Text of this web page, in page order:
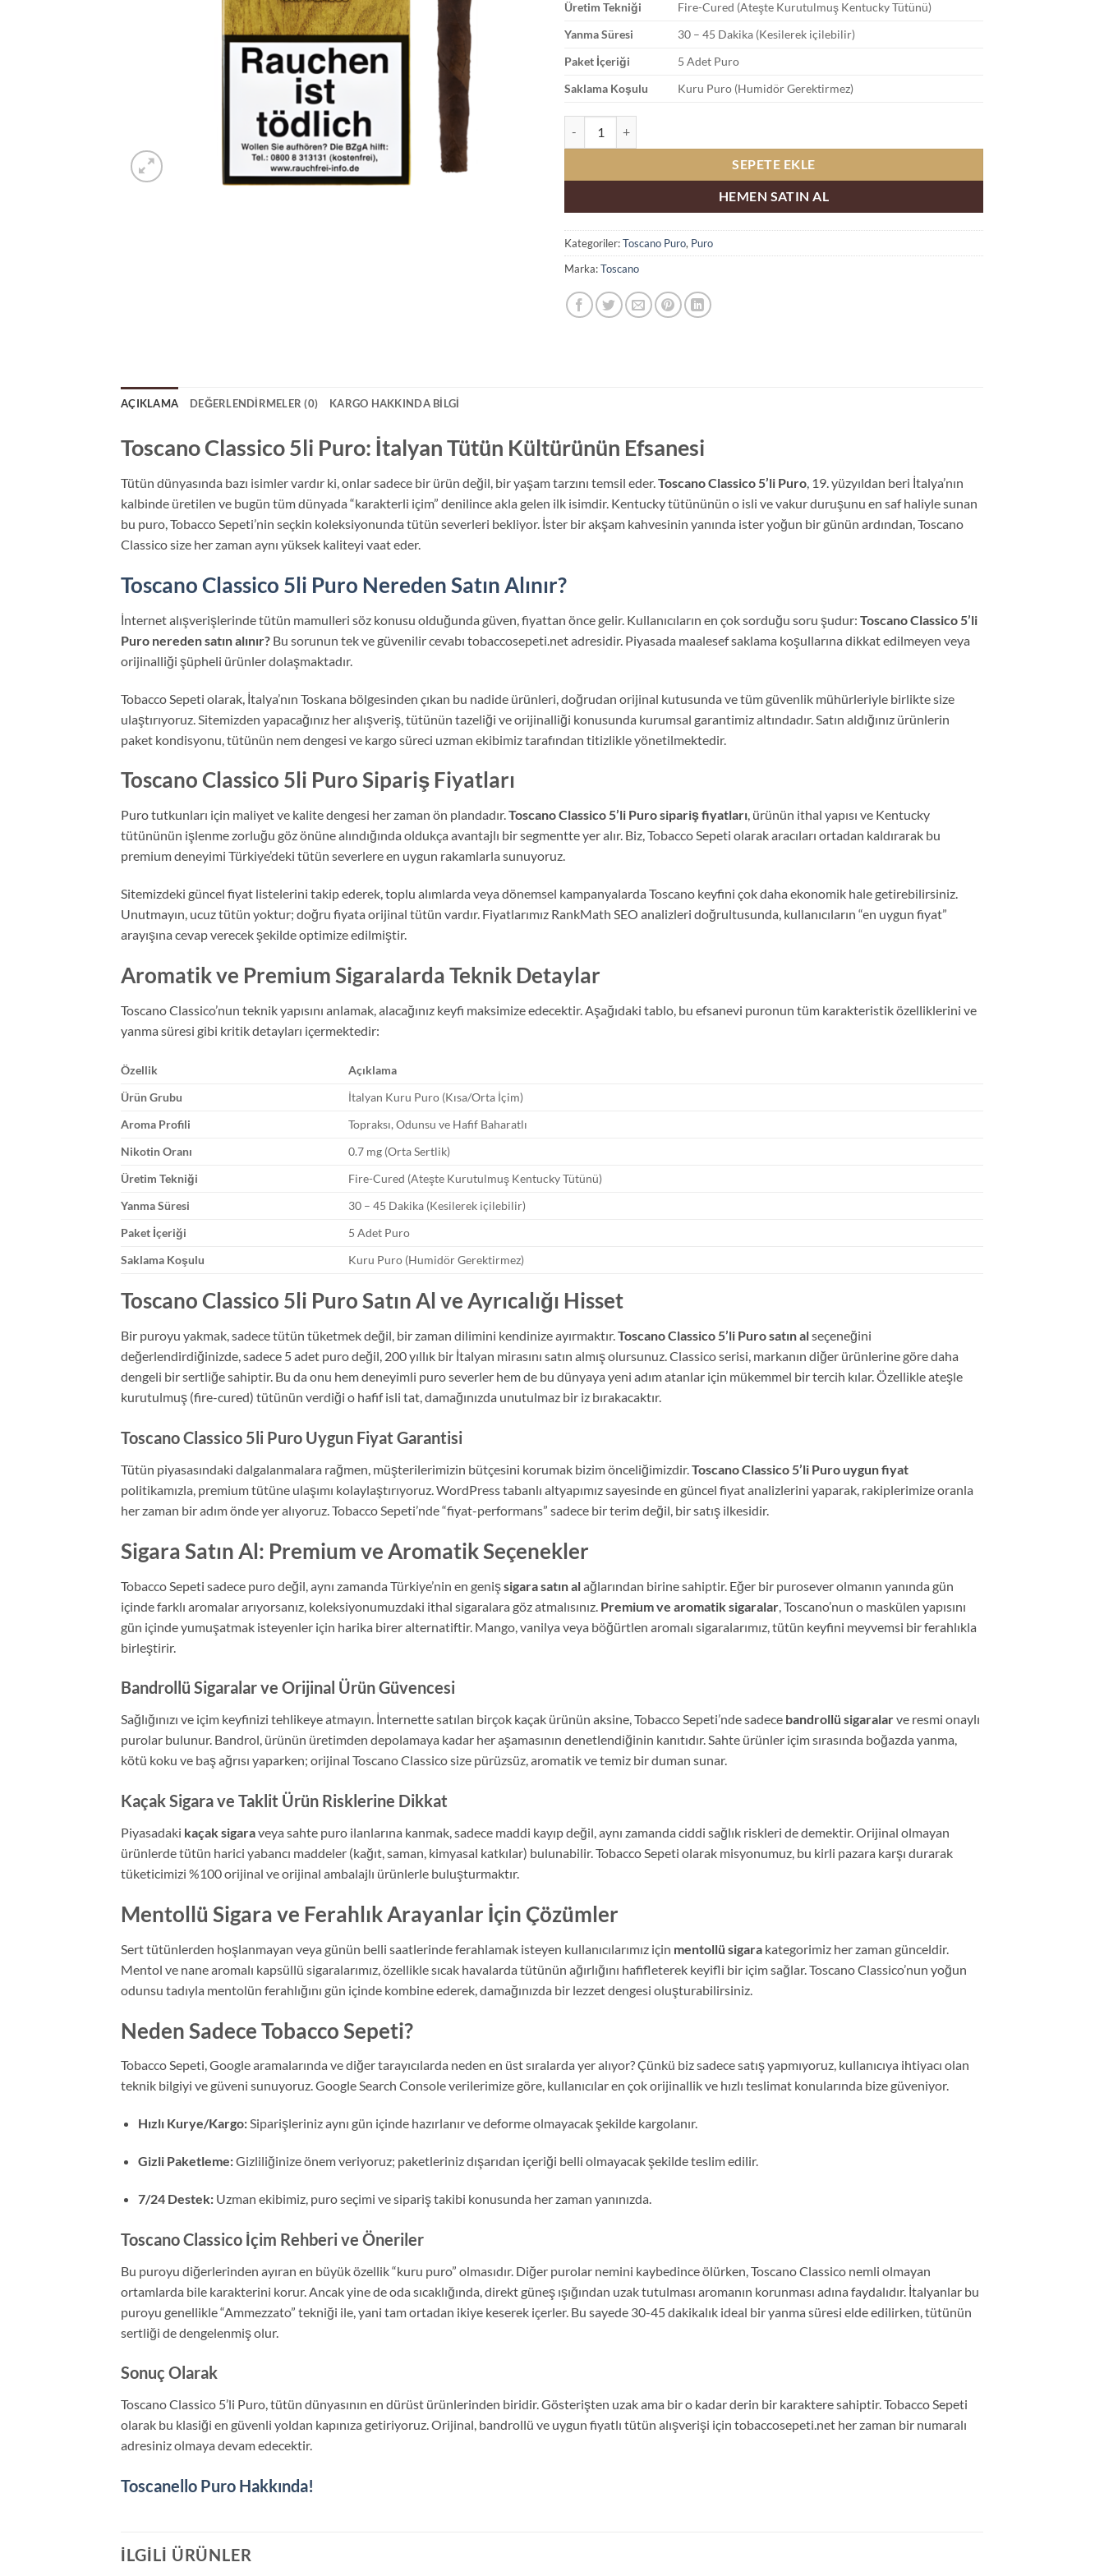
Üretim Tekniği
Fire-Cured (Ateşte Kurutulmuş Kentucky Tütünü)
Yanma Süresi
30 – 45 Dakika (Kesilerek içilebilir)
Paket İçeriği
5 Adet Puro
Saklama Koşulu
Kuru Puro (Humidör Gerektirmez)
SEPETE EKLE
HEMEN SATIN AL
Kategoriler:Toscano Puro, Puro
Marka:Toscano
AÇIKLAMA DEĞERLENDIRMELER (0) KARGO HAKKINDA BILGI
Toscano Classico 5li Puro: İtalyan Tütün Kültürünün Efsanesi
Tütün dünyasında bazı isimler vardır ki, onlar sadece bir ürün değil, bir yaşam tarzını temsil eder.Toscano Classico 5’li Puro, 19. yüzyıldan beri İtalya’nın
kalbinde üretilen ve bugün tüm dünyada “karakterli içim” denilince akla gelen ilk isimdir. Kentucky tütününün o isli ve vakur duruşunu en saf haliyle sunan
bu puro, Tobacco Sepeti’nin seçkin koleksiyonunda tütün severleri bekliyor. İster bir akşam kahvesinin yanında ister yoğun bir günün ardından, Toscano
Classico size her zaman aynı yüksek kaliteyi vaat eder.
Toscano Classico 5li Puro Nereden Satın Alınır?
İnternet alışverişlerinde tütün mamulleri söz konusu olduğunda güven, fiyattan önce gelir. Kullanıcıların en çok sorduğu soru şudur: Toscano Classico 5’li
Puro nereden satın alınır? Bu sorunun tek ve güvenilir cevabı tobaccosepeti.net adresidir. Piyasada maalesef saklama koşullarına dikkat edilmeyen veya
orijinalliği şüpheli ürünler dolaşmaktadır.
Tobacco Sepeti olarak, İtalya’nın Toskana bölgesinden çıkan bu nadide ürünleri, doğrudan orijinal kutusunda ve tüm güvenlik mühürleriyle birlikte size
ulaştırıyoruz. Sitemizden yapacağınız her alışveriş, tütünün tazeliği ve orijinalliği konusunda kurumsal garantimiz altındadır. Satın aldığınız ürünlerin
paket kondisyonu, tütünün nem dengesi ve kargo süreci uzman ekibimiz tarafından titizlikle yönetilmektedir.
Toscano Classico 5li Puro Sipariş Fiyatları
Puro tutkunları için maliyet ve kalite dengesi her zaman ön plandadır.Toscano Classico 5’li Puro sipariş fiyatları, ürünün ithal yapısı ve Kentucky
tütününün işlenme zorluğu göz önüne alındığında oldukça avantajlı bir segmentte yer alır. Biz, Tobacco Sepeti olarak aracıları ortadan kaldırarak bu
premium deneyimi Türkiye’deki tütün severlere en uygun rakamlarla sunuyoruz.
Sitemizdeki güncel fiyat listelerini takip ederek, toplu alımlarda veya dönemsel kampanyalarda Toscano keyfini çok daha ekonomik hale getirebilirsiniz.
Unutmayın, ucuz tütün yoktur; doğru fiyata orijinal tütün vardır. Fiyatlarımız RankMath SEO analizleri doğrultusunda, kullanıcıların “en uygun fiyat”
arayışına cevap verecek şekilde optimize edilmiştir.
Aromatik ve Premium Sigaralarda Teknik Detaylar
Toscano Classico’nun teknik yapısını anlamak, alacağınız keyfi maksimize edecektir. Aşağıdaki tablo, bu efsanevi puronun tüm karakteristik özelliklerini ve
yanma süresi gibi kritik detayları içermektedir:
Özellik
Açıklama
Ürün Grubu
İtalyan Kuru Puro (Kısa/Orta İçim)
Aroma Profili
Topraksı, Odunsu ve Hafif Baharatlı
Nikotin Oranı
0.7 mg (Orta Sertlik)
Üretim Tekniği
Fire-Cured (Ateşte Kurutulmuş Kentucky Tütünü)
Yanma Süresi
30 – 45 Dakika (Kesilerek içilebilir)
Paket İçeriği
5 Adet Puro
Saklama Koşulu
Kuru Puro (Humidör Gerektirmez)
Toscano Classico 5li Puro Satın Al ve Ayrıcalığı Hisset
Bir puroyu yakmak, sadece tütün tüketmek değil, bir zaman dilimini kendinize ayırmaktır.Toscano Classico 5’li Puro satın alseçeneğini
değerlendirdiğinizde, sadece 5 adet puro değil, 200 yıllık bir İtalyan mirasını satın almış olursunuz. Classico serisi, markanın diğer ürünlerine göre daha
dengeli bir sertliğe sahiptir. Bu da onu hem deneyimli puro severler hem de bu dünyaya yeni adım atanlar için mükemmel bir tercih kılar. Özellikle ateşle
kurutulmuş (fire-cured) tütünün verdiği o hafif isli tat, damağınızda unutulmaz bir iz bırakacaktır.
Toscano Classico 5li Puro Uygun Fiyat Garantisi
Tütün piyasasındaki dalgalanmalara rağmen, müşterilerimizin bütçesini korumak bizim önceliğimizdir.Toscano Classico 5’li Puro uygun fiyat
politikamızla, premium tütüne ulaşımı kolaylaştırıyoruz. WordPress tabanlı altyapımız sayesinde en güncel fiyat analizlerini yaparak, rakiplerimize oranla
her zaman bir adım önde yer alıyoruz. Tobacco Sepeti’nde “fiyat-performans” sadece bir terim değil, bir satış ilkesidir.
Sigara Satın Al: Premium ve Aromatik Seçenekler
Tobacco Sepeti sadece puro değil, aynı zamanda Türkiye’nin en genişsigara satın alağlarından birine sahiptir. Eğer bir purosever olmanın yanında gün
içinde farklı aromalar arıyorsanız, koleksiyonumuzdaki ithal sigaralara göz atmalısınız. Premium ve aromatik sigaralar , Toscano’nun o maskülen yapısını
gün içinde yumuşatmak isteyenler için harika birer alternatiftir. Mango, vanilya veya böğürtlen aromalı sigaralarımız, tütün keyfini meyvemsi bir ferahlıkla
birleştirir.
Bandrollü Sigaralar ve Orijinal Ürün Güvencesi
Sağlığınızı ve içim keyfinizi tehlikeye atmayın. İnternette satılan birçok kaçak ürünün aksine, Tobacco Sepeti’nde sadece bandrollü sigaralarve resmi onaylı
purolar bulunur. Bandrol, ürünün üretimden depolamaya kadar her aşamasının denetlendiğinin kanıtıdır. Sahte ürünler içim sırasında boğazda yanma,
kötü koku ve baş ağrısı yaparken; orijinal Toscano Classico size pürüzsüz, aromatik ve temiz bir duman sunar.
Kaçak Sigara ve Taklit Ürün Risklerine Dikkat
Piyasadaki kaçak sigaraveya sahte puro ilanlarına kanmak, sadece maddi kayıp değil, aynı zamanda ciddi sağlık riskleri de demektir. Orijinal olmayan
ürünlerde tütün harici yabancı maddeler (kağıt, saman, kimyasal katkılar) bulunabilir. Tobacco Sepeti olarak misyonumuz, bu kirli pazara karşı durarak
tüketicimizi %100 orijinal ve orijinal ambalajlı ürünlerle buluşturmaktır.
Mentollü Sigara ve Ferahlık Arayanlar İçin Çözümler
Sert tütünlerden hoşlanmayan veya günün belli saatlerinde ferahlamak isteyen kullanıcılarımız için mentollü sigara kategorimiz her zaman günceldir.
Mentol ve nane aromalı kapsüllü sigaralarımız, özellikle sıcak havalarda tütünün ağırlığını hafifleterek keyifli bir içim sağlar. Toscano Classico’nun yoğun
odunsu tadıyla mentolün ferahlığını gün içinde kombine ederek, damağınızda bir lezzet dengesi oluşturabilirsiniz.
Neden Sadece Tobacco Sepeti?
Tobacco Sepeti, Google aramalarında ve diğer tarayıcılarda neden en üst sıralarda yer alıyor? Çünkü biz sadece satış yapmıyoruz, kullanıcıya ihtiyacı olan
teknik bilgiyi ve güveni sunuyoruz. Google Search Console verilerimize göre, kullanıcılar en çok orijinallik ve hızlı teslimat konularında bize güveniyor.
Hızlı Kurye/Kargo:Siparişleriniz aynı gün içinde hazırlanır ve deforme olmayacak şekilde kargolanır.
Gizli Paketleme:Gizliliğinize önem veriyoruz; paketleriniz dışarıdan içeriği belli olmayacak şekilde teslim edilir.
7/24 Destek:Uzman ekibimiz, puro seçimi ve sipariş takibi konusunda her zaman yanınızda.
Toscano Classico İçim Rehberi ve Öneriler
Bu puroyu diğerlerinden ayıran en büyük özellik “kuru puro” olmasıdır. Diğer purolar nemini kaybedince ölürken, Toscano Classico nemli olmayan
ortamlarda bile karakterini korur. Ancak yine de oda sıcaklığında, direkt güneş ışığından uzak tutulması aromanın korunması adına faydalıdır. İtalyanlar bu
puroyu genellikle “Ammezzato” tekniği ile, yani tam ortadan ikiye keserek içerler. Bu sayede 30-45 dakikalık ideal bir yanma süresi elde edilirken, tütünün
sertliği de dengelenmiş olur.
Sonuç Olarak
Toscano Classico 5’li Puro, tütün dünyasının en dürüst ürünlerinden biridir. Gösterişten uzak ama bir o kadar derin bir karaktere sahiptir. Tobacco Sepeti
olarak bu klasiği en güvenli yoldan kapınıza getiriyoruz. Orijinal, bandrollü ve uygun fiyatlı tütün alışverişi için tobaccosepeti.net her zaman bir numaralı
adresiniz olmaya devam edecektir.
Toscanello Puro Hakkında!
İLGILI ÜRÜNLER